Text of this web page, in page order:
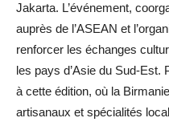
Jakarta. L’événement,
auprès de l’ASEAN et
renforcer les échanges
les pays d’Asie du Sud-Est.
à cette édition, où la
artisanaux et spécialités